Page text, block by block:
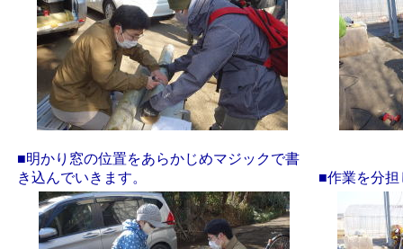
■明かり窓の位置をあらかじめマジックで書
き込んでいきます。
■作業を分